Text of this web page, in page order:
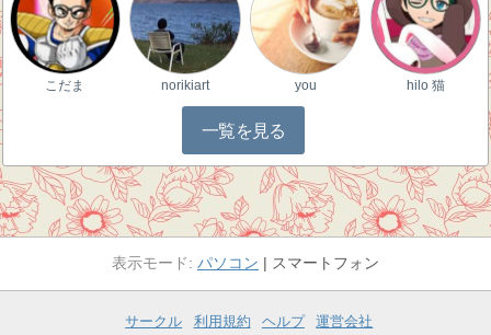
こだま norikiart you hilo 猫
一覧を見る
パソコン スマートフォン
サークル 利用規約 ヘルプ
運営会社